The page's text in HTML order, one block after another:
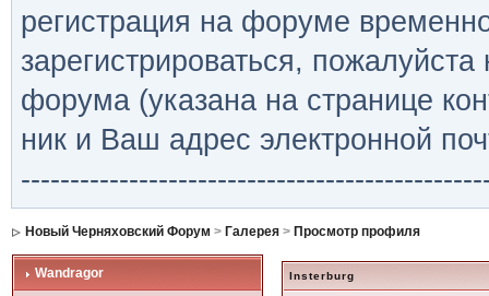
регистрация на форуме
зарегистрироваться,
форума (указана на странице
ник и Ваш адрес электронной
Новый Черняховский Форум > Галерея> Просмотр профиля
Wandragor Insterburg